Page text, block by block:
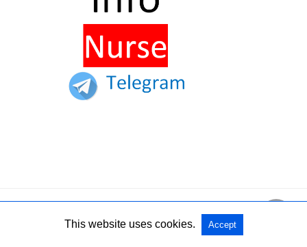
Partner Nurse Times
This website uses cookies. Accept